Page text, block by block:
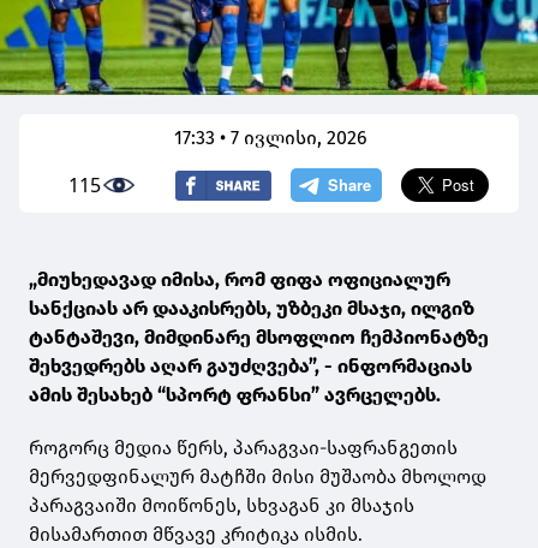
17:33 • 7 ივლისი, 2026
115
„მიუხედავად იმისა, რომ ფიფა ოფიციალურ
სანქციას არ დააკისრებს, უზბეკი მსაჯი, ილგიზ
ტანტაშევი, მიმდინარე მსოფლიო ჩემპიონატზე
შეხვედრებს აღარ გაუძღვება”, - ინფორმაციას
ამის შესახებ “სპორტ ფრანსი” ავრცელებს.
როგორც მედია წერს, პარაგვაი-საფრანგეთის
მერვედფინალურ მატჩში მისი მუშაობა მხოლოდ
პარაგვაიში მოიწონეს, სხვაგან კი მსაჯის
მისამართით მწვავე კრიტიკა ისმის.